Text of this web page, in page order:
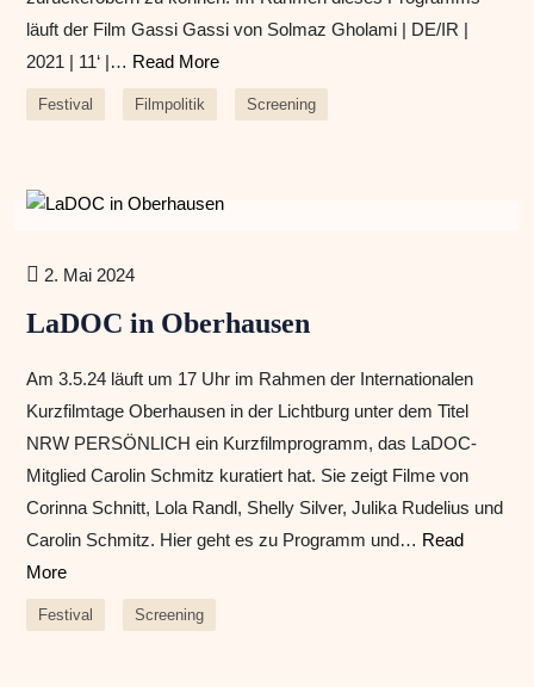
läuft der Film Gassi Gassi von Solmaz Gholami | DE/IR |
2021 | 11‘ |… Read More
Festival Filmpolitik Screening
2. Mai 2024
LaDOC in Oberhausen
Am 3.5.24 läuft um 17 Uhr im Rahmen der Internationalen
Kurzfilmtage Oberhausen in der Lichtburg unter dem Titel
NRW PERSÖNLICH ein Kurzfilmprogramm, das LaDOC-
Mitglied Carolin Schmitz kuratiert hat. Sie zeigt Filme von
Corinna Schnitt, Lola Randl, Shelly Silver, Julika Rudelius und
Carolin Schmitz. Hier geht es zu Programm und… Read
More
Festival Screening